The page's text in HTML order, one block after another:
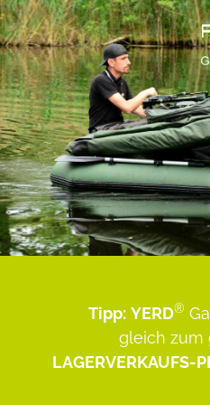
Tipp: YERD®
gleich zum
LAGERVERKAUFS-